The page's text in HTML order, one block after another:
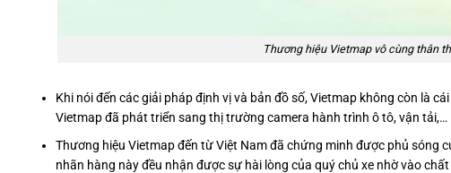
Thương hiệu Vietmap vô cùng thân
Khi nói đến các giải pháp định vị và bản đồ số, Vietmap không còn là
Vietmap đã phát triển sang thị trường camera hành trình ô tô, vận tải,…
Thương hiệu Vietmap đến từ Việt Nam đã chứng minh được phủ sóng
nhãn hàng này đều nhận được sự hài lòng của quý chủ xe nhờ vào